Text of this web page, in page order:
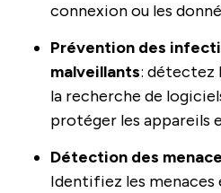
connexion ou les
Prévention des
malveillants: détectez
la recherche de
protéger les appareils
Détection des
Identifiez les menaces